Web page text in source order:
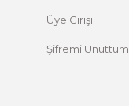
Üye Girişi
Şifremi Unuttum